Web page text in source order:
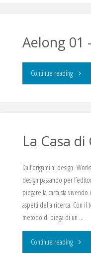
d’artista
Andrea
Aelong 01
Continue reading"Aelong
Libro
La Casa di
Dall’origami al design -
design passando per
piegare la carta sta
aspetti della ricerca. Con
metodo di piega di un …
Continue reading"La